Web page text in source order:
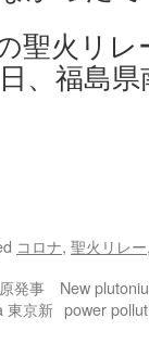
聖火リ
、福島
コロナ, 聖火リレー
発事
東京新
New
power